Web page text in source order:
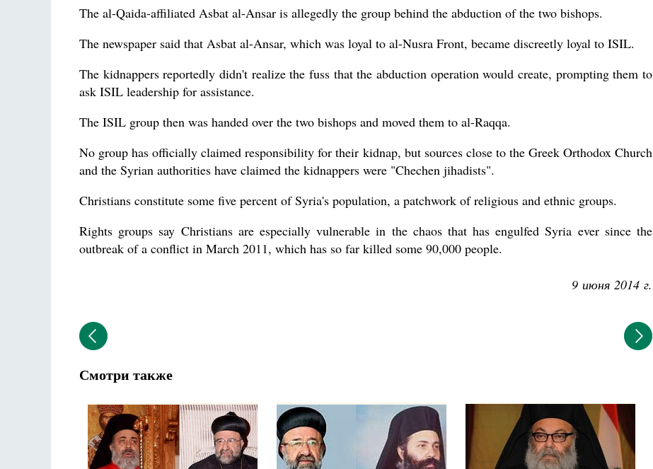
The al-Qaida-affiliated Asbat al-Ansar is allegedly the group behind the abduction of the two bishops.
The newspaper said that Asbat al-Ansar, which was loyal to al-Nusra Front, became discreetly loyal to ISIL.
The kidnappers reportedly didn't realize the fuss that the abduction operation would create, prompting them to
ask ISIL leadership for assistance.
The ISIL group then was handed over the two bishops and moved them to al-Raqqa.
No group has officially claimed responsibility for their kidnap, but sources close to the Greek Orthodox Church
and the Syrian authorities have claimed the kidnappers were "Chechen jihadists".
Christians constitute some five percent of Syria's population, a patchwork of religious and ethnic groups.
Rights groups say Christians are especially vulnerable in the chaos that has engulfed Syria ever since the
outbreak of a conflict in March 2011, which has so far killed some 90,000 people.
9 июня 2014 г.
Смотри также